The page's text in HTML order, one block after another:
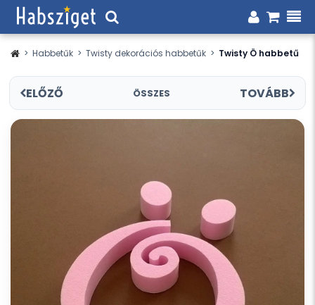
> Habbetűk > Twisty dekorációs habbetűk > Twisty Ö habbetű
ELŐZŐ ÖSSZES TOVÁBB